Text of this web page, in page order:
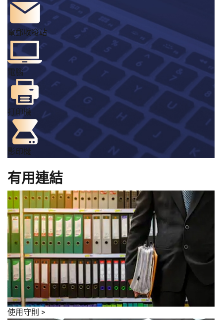
電郵收發站
電腦
打印機
影印機
有用連結
使用守則 >